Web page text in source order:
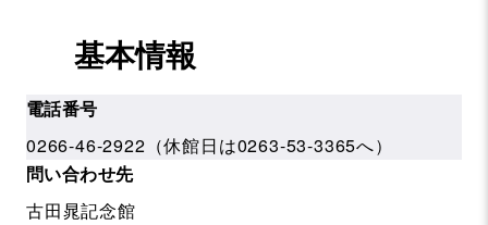
基本情報
電話番号
0266-46-2922（休館日は0263-53-3365へ）
問い合わせ先
古田晁記念館